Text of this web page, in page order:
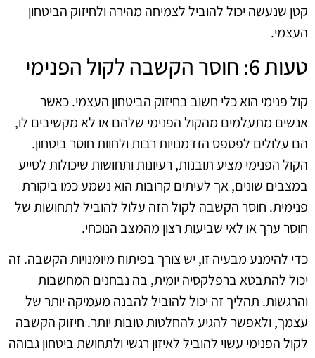
קטן שנעשה יכול להוביל לצמיחה מהירה ולחיזוק הביטחון
העצמי.
טעות 6: חוסר הקשבה לקול הפנימי
קול פנימי הוא כלי חשוב בחיזוק הביטחון העצמי. כאשר
אנשים מתעלמים מהקול הפנימי שלהם או לא מקשיבים לו,
הם עלולים לפספס הזדמנויות רבות ולחוות חוסר ביטחון.
הקול הפנימי מציע תובנות, רעיונות ותחושות שיכולות לסייע
במצבים שונים, אך לעיתים קרובות הוא נשמע כמו ביקורת
פנימית. חוסר הקשבה לקול הזה עלול להוביל לתחושות של
חוסר ערך או לאי שביעות רצון מהמצב הנוכחי.
כדי להימנע מבעיה זו, יש צורך בפיתוח מיומנויות הקשבה. זה
יכול להתבטא ברפלקסיה יומית, בה נבחנים המחשבות
והרגשות. תהליך זה יכול להוביל להבנה מעמיקה יותר של
עצמך, ולאפשר להגיע להחלטות טובות יותר. חיזוק הקשבה
לקול הפנימי עשוי להוביל לאיזון רגשי ולתחושת ביטחון גבוהה